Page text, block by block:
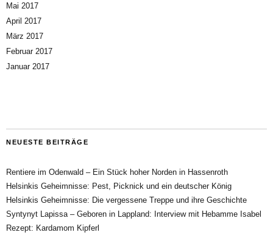
Mai 2017
April 2017
März 2017
Februar 2017
Januar 2017
NEUESTE BEITRÄGE
Rentiere im Odenwald – Ein Stück hoher Norden in Hassenroth
Helsinkis Geheimnisse: Pest, Picknick und ein deutscher König
Helsinkis Geheimnisse: Die vergessene Treppe und ihre Geschichte
Syntynyt Lapissa – Geboren in Lappland: Interview mit Hebamme Isabel
Rezept: Kardamom Kipferl